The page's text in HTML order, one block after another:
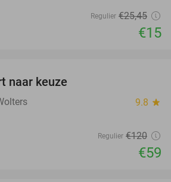
Regulier €25,45
€15
naar keuze
9.8 star
Regulier €120
€59